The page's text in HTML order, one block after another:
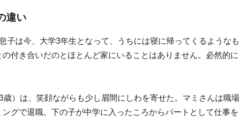
違い
子は今、大学3年生となって、うちには寝に帰ってくるようなも
付き合いだのとほとんど家にいることはありません。必然的に
）は、笑顔ながらも少し眉間にしわを寄せた。マミさんは職場
グで退職。下の子が中学に入ったころからパートとして仕事を